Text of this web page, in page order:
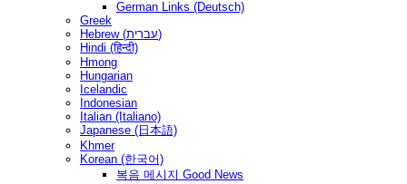
German Links (Deutsch)
Greek
Hebrew (עברית)
Hindi (हिन्दी)
Hmong
Hungarian
Icelandic
Indonesian
Italian (Italiano)
Japanese (日本語)
Khmer
Korean (한국어)
복음 메시지 Good News